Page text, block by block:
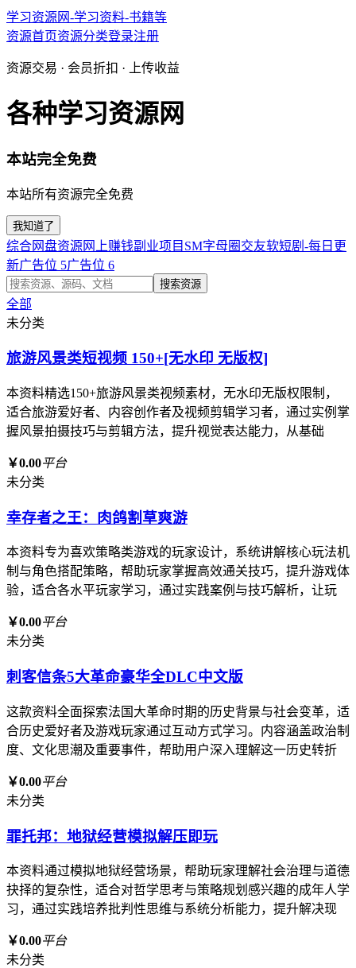
学习资源网-学习资料-书籍等
资源首页资源分类登录注册
资源交易 · 会员折扣 · 上传收益
各种学习资源网
本站完全免费
本站所有资源完全免费
我知道了
综合网盘资源 网上赚钱副业项目 SM字母圈交友软短剧-每日更
新广告位 5广告位 6
搜索资源
全部
未分类
旅游风景类短视频 150+[无水印 无版权]
本资料精选150+旅游风景类视频素材，无水印无版权限制，
适合旅游爱好者、内容创作者及视频剪辑学习者，通过实例掌
握风景拍摄技巧与剪辑方法，提升视觉表达能力，从基础
￥0.00平台
未分类
幸存者之王：肉鸽割草爽游
本资料专为喜欢策略类游戏的玩家设计，系统讲解核心玩法机
制与角色搭配策略，帮助玩家掌握高效通关技巧，提升游戏体
验，适合各水平玩家学习，通过实践案例与技巧解析，让玩
￥0.00平台
未分类
刺客信条5大革命豪华全DLC中文版
这款资料全面探索法国大革命时期的历史背景与社会变革，适
合历史爱好者及游戏玩家通过互动方式学习。内容涵盖政治制
度、文化思潮及重要事件，帮助用户深入理解这一历史转折
￥0.00平台
未分类
罪托邦：地狱经营模拟解压即玩
本资料通过模拟地狱经营场景，帮助玩家理解社会治理与道德
抉择的复杂性，适合对哲学思考与策略规划感兴趣的成年人学
习，通过实践培养批判性思维与系统分析能力，提升解决现
￥0.00平台
未分类